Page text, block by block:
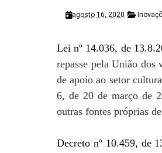
agosto 16, 2020
Lei nº 14.036, de
repasse pela União dos
de apoio ao setor
6, de 20 de março de
outras fontes próprias
Decreto nº 10.459, de